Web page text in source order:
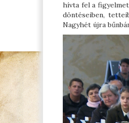
hívta fel a
döntéseiben,
Nagyhét újra